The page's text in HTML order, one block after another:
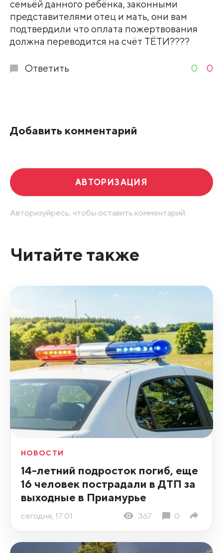
семьёй данного ребёнка, законными
представителями отец и мать, они вам
подтвердили что оплата пожертвования
должна переводится на счёт ТЁТИ????
Ответить 0 0
Добавить комментарий
АВТОРИЗАЦИЯ
Авторизуйресь, чтобы оставить комментарий.
Читайте также
НОВОСТИ
14-летний подросток погиб, еще
16 человек пострадали в ДТП за
выходные в Приамурье
сегодня, 17:01 367 0